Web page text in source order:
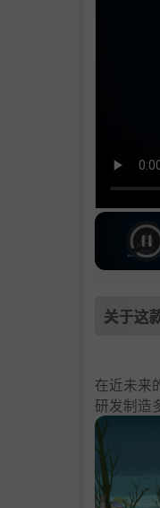
关于这
在近未来
研发制造